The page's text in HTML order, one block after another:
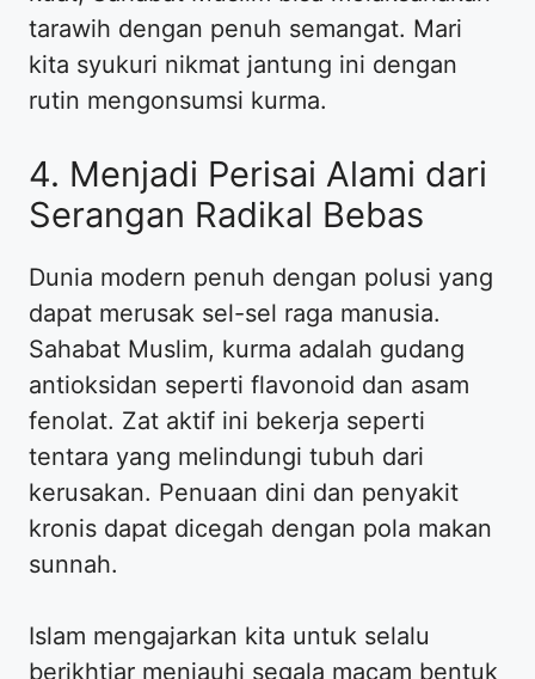
tarawih dengan penuh semangat. Mari
kita syukuri nikmat jantung ini dengan
rutin mengonsumsi kurma.
4. Menjadi Perisai Alami dari
Serangan Radikal Bebas
Dunia modern penuh dengan polusi yang
dapat merusak sel-sel raga manusia.
Sahabat Muslim, kurma adalah gudang
antioksidan seperti flavonoid dan asam
fenolat. Zat aktif ini bekerja seperti
tentara yang melindungi tubuh dari
kerusakan. Penuaan dini dan penyakit
kronis dapat dicegah dengan pola makan
sunnah.
Islam mengajarkan kita untuk selalu
berikhtiar menjauhi segala macam bentuk